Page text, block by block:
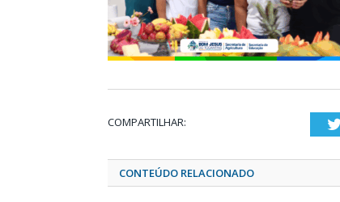
COMPARTILHAR:
CONTEÚDO RELACIONADO